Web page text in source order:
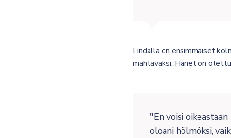
Lindalla on ensimmäiset
mahtavaksi. Hänet on
En voisi
oloani hölmöksi,